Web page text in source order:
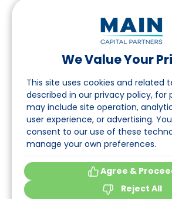
We Value Your
This site uses cookies and related
described in our privacy policy, for
may include site operation,
user experience, or advertising.
consent to our use of these
manage your own preferences.
Agree &
Reject All
Suivez-nous sur LinkedIn
Accès
A propos
Événements